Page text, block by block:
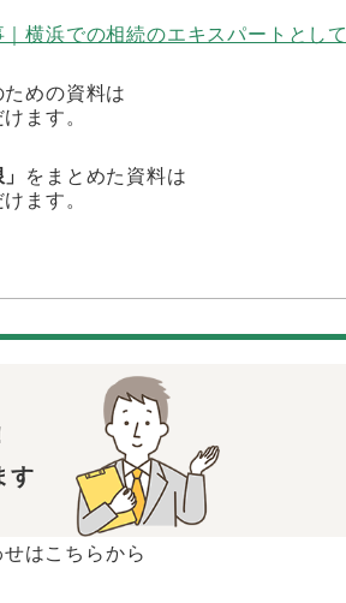
横浜での相続のエキスパートとして
ための資料は
ます。
をまとめた資料は
ます。
す
はこちらから